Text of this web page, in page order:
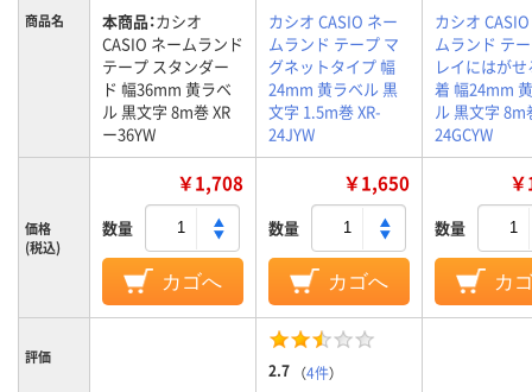
商品名 本商品：カシオ
CASIO ネームランド
テープ スタンダー
ド 幅36mm 黄ラベ
ル 黒文字 8m巻 XR
ー36YW
カシオ CASIO ネー
ムランド テープ マ
グネットタイプ 幅
24mm 黄ラベル 黒
文字 1.5m巻 XR-
24JYW
カシオ
ムランド テ
レイにはが
着 幅24mm
ル 黒文字 8m
24GCYW
価格
(税込)
￥1,708
数量
カゴへ
￥1,650
数量
カゴへ
数量
カ
評価
2.7 （4件）